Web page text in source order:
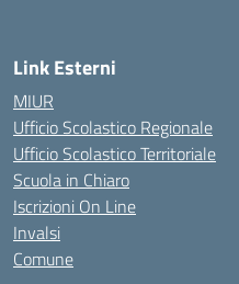
Link Esterni
MIUR
Ufficio Scolastico Regionale
Ufficio Scolastico Territoriale
Scuola in Chiaro
Iscrizioni On Line
Invalsi
Comune